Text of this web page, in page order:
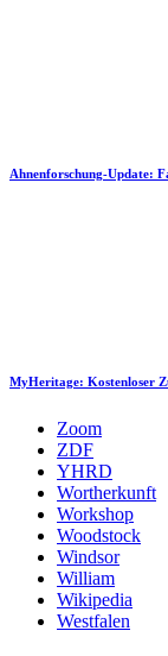
Ahnenforschung-Update:
MyHeritage: Kostenloser
Zoom
ZDF
YHRD
Wortherkunft
Workshop
Woodstock
Windsor
William
Wikipedia
Westfalen